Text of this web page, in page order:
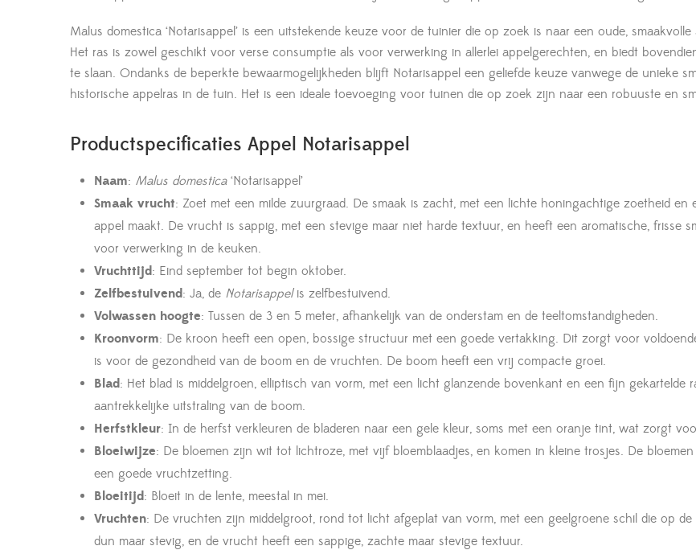
Malus domestica ‘Notarisappel’ is een uitstekende keuze voor de tuinier die op zoek is naar een oude,
Het ras is zowel geschikt voor verse consumptie als voor verwerking in allerlei appelgerechten, en biedt
te slaan. Ondanks de beperkte bewaarmogelijkheden blijft Notarisappel een geliefde keuze vanwege de unieke
historische appelras in de tuin. Het is een ideale toevoeging voor tuinen die op zoek zijn naar een robuuste en
Productspecificaties Appel Notarisappel
Naam: Malus domestica‘Notarisappel’
Smaak vrucht: Zoet met een milde zuurgraad. De smaak is zacht, met een lichte honingachtige zoetheid en
appel maakt. De vrucht is sappig, met een stevige maar niet harde textuur, en heeft een aromatische, frisse
voor verwerking in de keuken.
Vruchttijd: Eind september tot begin oktober.
Zelfbestuivend: Ja, de Notarisappelis zelfbestuivend.
Volwassen hoogte: Tussen de 3 en 5 meter, afhankelijk van de onderstam en de teeltomstandigheden.
Kroonvorm: De kroon heeft een open, bossige structuur met een goede vertakking. Dit zorgt voor
is voor de gezondheid van de boom en de vruchten. De boom heeft een vrij compacte groei.
Blad: Het blad is middelgroen, elliptisch van vorm, met een licht glanzende bovenkant en een fijn
aantrekkelijke uitstraling van de boom.
Herfstkleur: In de herfst verkleuren de bladeren naar een gele kleur, soms met een oranje tint, wat zorgt
Bloeiwijze: De bloemen zijn wit tot lichtroze, met vijf bloemblaadjes, en komen in kleine trosjes. De
een goede vruchtzetting.
Bloeitijd: Bloeit in de lente, meestal in mei.
Vruchten: De vruchten zijn middelgroot, rond tot licht afgeplat van vorm, met een geelgroene schil die op
dun maar stevig, en de vrucht heeft een sappige, zachte maar stevige textuur.